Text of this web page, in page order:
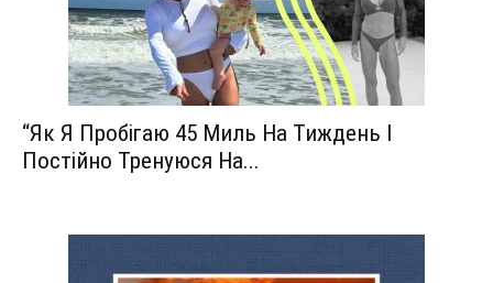
“Як Я Пробігаю 45 Миль На Тиждень І
Постійно Тренуюся На...